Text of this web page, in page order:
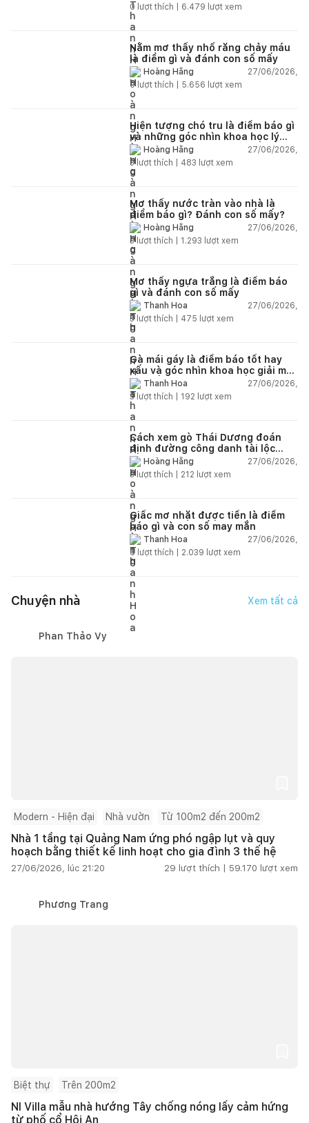
0 lượt thích | 6.479 lượt xem
Nằm mơ thấy nhổ răng chảy máu
là điềm gì và đánh con số mấy
Hoàng Hằng
27/06/2026,
0lượt thích | 5.656 lượt xem
Hiện tượng chó tru là điềm báo gì
và những góc nhìn khoa học lý
giảiHoàng Hằng
27/06/2026,
3lượt thích | 483 lượt xem
Mơ thấy nước tràn vào nhà là
điềm báo gì? Đánh con số mấy?
Hoàng Hằng
27/06/2026,
3lượt thích | 1.293 lượt xem
Mơ thấy ngựa trắng là điềm báo
gì và đánh con số mấy
Thanh Hoa
27/06/2026,
3lượt thích | 475 lượt xem
Gà mái gáy là điềm báo tốt hay
xấu và góc nhìn khoa học giải mã
chi tiết
Thanh Hoa
27/06/2026,
3lượt thích | 192 lượt xem
Cách xem gò Thái Dương đoán
định đường công danh tài lộc
theo nhân tướng học
Hoàng Hằng
27/06/2026,
3lượt thích | 212 lượt xem
Giấc mơ nhặt được tiền là điềm
báo gì và con số may mắn
Thanh Hoa
27/06/2026,
6 lượt thích | 2.039 lượt xem
Chuyện nhà Xem tất cả
Phan Thảo Vy
Modern - Hiện đại Nhà vườn Từ 100m2 đến 200m2
Nhà 1 tầng tại Quảng Nam ứng phó ngập lụt và quy
hoạch bằng thiết kế linh hoạt cho gia đình 3 thế hệ
27/06/2026, lúc 21:20 29 lượt thích | 59.170 lượt xem
Phương Trang
Biệt thự Trên 200m2
NI Villa mẫu nhà hướng Tây chống nóng lấy cảm hứng
từ phố cổ Hội An